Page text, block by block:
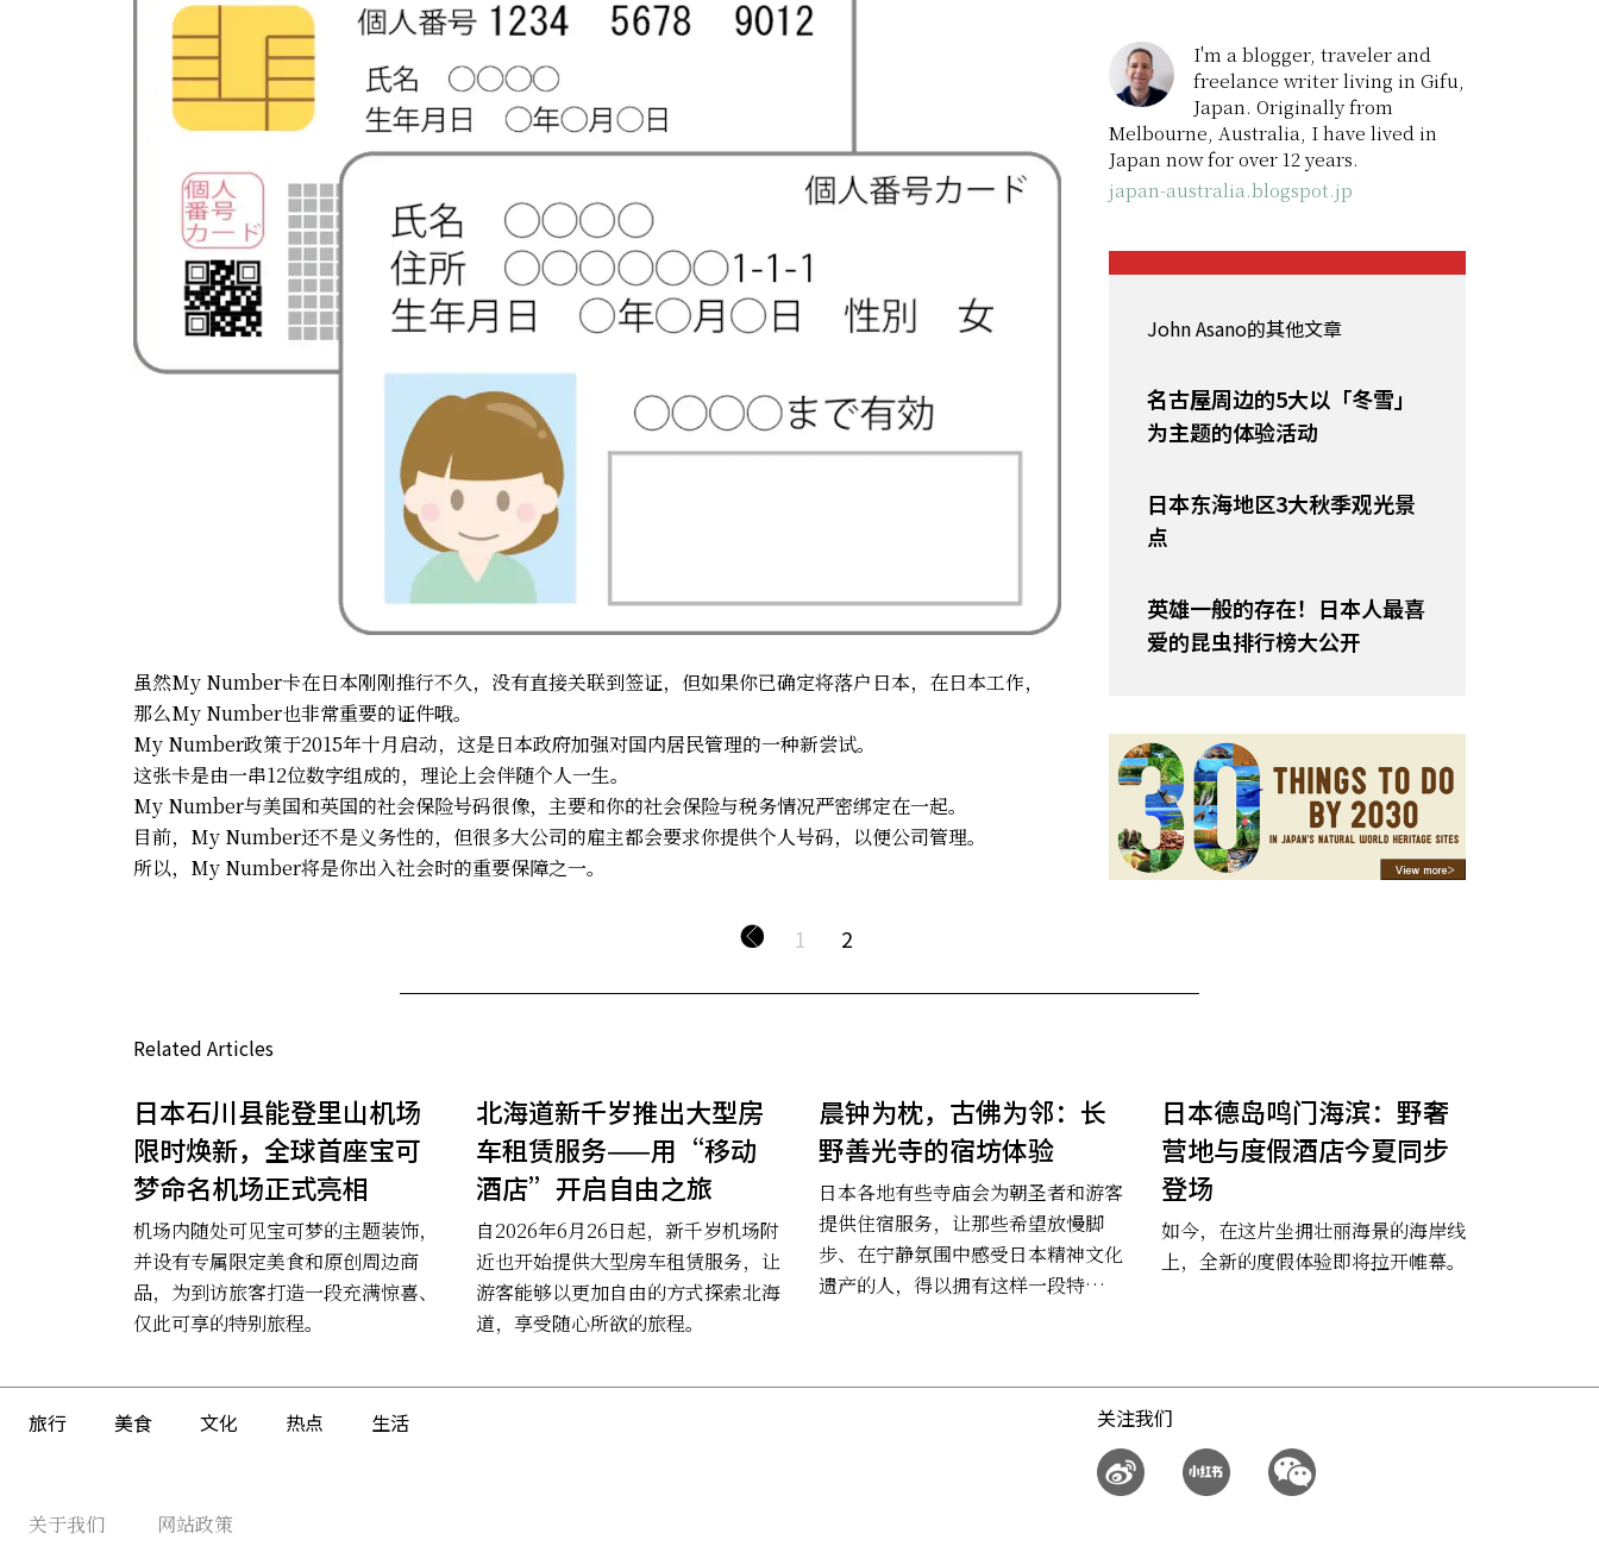
虽然My Number卡在日本刚刚推行不久，没有直接关联到签证，但如果你已确定将落户日本，在日本工作，
那么My Number也非常重要的证件哦。
My Number政策于2015年十月启动，这是日本政府加强对国内居民管理的一种新尝试。
这张卡是由一串12位数字组成的，理论上会伴随个人一生。
My Number与美国和英国的社会保险号码很像，主要和你的社会保险与税务情况严密绑定在一起。
目前，My Number还不是义务性的，但很多大公司的雇主都会要求你提供个人号码，以便公司管理。
所以，My Number将是你出入社会时的重要保障之一。
I'm a blogger, traveler and
freelance writer living in Gifu,
Japan. Originally from
Melbourne, Australia, I have lived in
Japan now for over 12 years.
japan-australia.blogspot.jp
John Asano的其他文章
名古屋周边的5大以「冬雪」
为主题的体验活动
日本东海地区3大秋季观光景
点
英雄一般的存在！日本人最喜
爱的昆虫排行榜大公开
1 2
Related Articles
日本石川县能登里山机场
限时焕新，全球首座宝可
梦命名机场正式亮相
机场内随处可见宝可梦的主题装饰，
并设有专属限定美食和原创周边商
品，为到访旅客打造一段充满惊喜、
仅此可享的特别旅程。
北海道新千岁推出大型房
车租赁服务——用“移动
酒店”开启自由之旅
自2026年6月26日起，新千岁机场附
近也开始提供大型房车租赁服务，让
游客能够以更加自由的方式探索北海
道，享受随心所欲的旅程。
晨钟为枕，古佛为邻：长
野善光寺的宿坊体验
日本各地有些寺庙会为朝圣者和游客
提供住宿服务，让那些希望放慢脚
步、在宁静氛围中感受日本精神文化
遗产的人，得以拥有这样一段特别的
日本德岛鸣门海滨：野奢
营地与度假酒店今夏同步
登场
如今，在这片坐拥壮丽海景的海岸线
上，全新的度假体验即将拉开帷幕。
旅行 美食 文化 热点 生活 关注我们
关于我们 网站政策